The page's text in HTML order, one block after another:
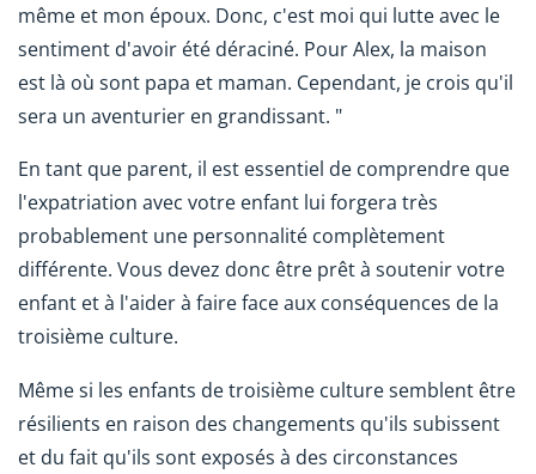
même et mon époux. Donc, c'est moi qui lutte avec le
sentiment d'avoir été déraciné. Pour Alex, la maison
est là où sont papa et maman. Cependant, je crois qu'il
sera un aventurier en grandissant. "
En tant que parent, il est essentiel de comprendre que
l'expatriation avec votre enfant lui forgera très
probablement une personnalité complètement
différente. Vous devez donc être prêt à soutenir votre
enfant et à l'aider à faire face aux conséquences de la
troisième culture.
Même si les enfants de troisième culture semblent être
résilients en raison des changements qu'ils subissent
et du fait qu'ils sont exposés à des circonstances